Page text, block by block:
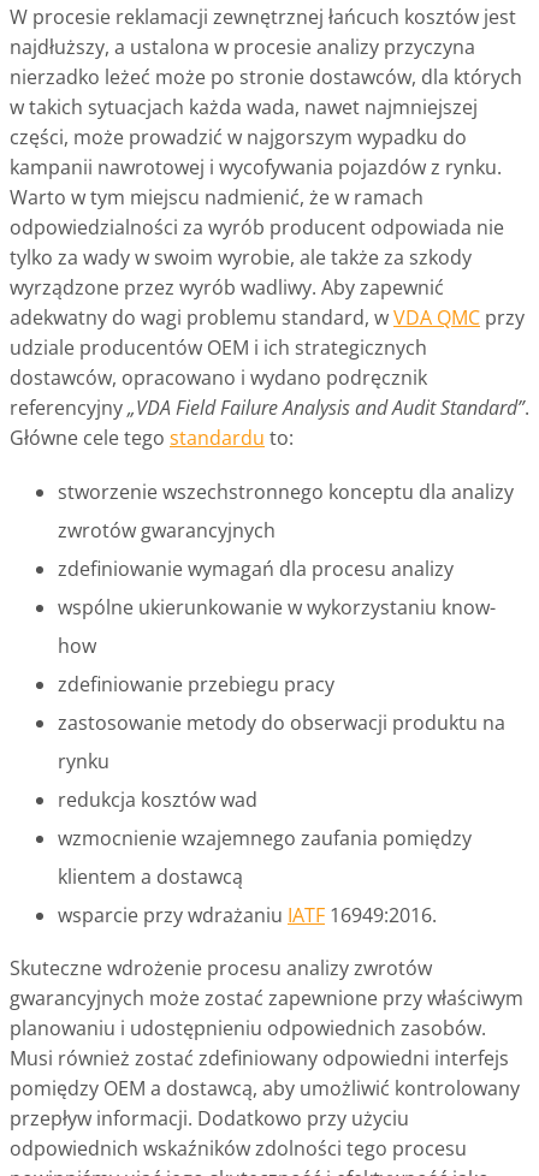
W procesie reklamacji zewnętrznej łańcuch kosztów jest
najdłuższy, a ustalona w procesie analizy przyczyna
nierzadko leżeć może po stronie dostawców, dla których
w takich sytuacjach każda wada, nawet najmniejszej
części, może prowadzić w najgorszym wypadku do
kampanii nawrotowej i wycofywania pojazdów z rynku.
Warto w tym miejscu nadmienić, że w ramach
odpowiedzialności za wyrób producent odpowiada nie
tylko za wady w swoim wyrobie, ale także za szkody
wyrządzone przez wyrób wadliwy. Aby zapewnić
adekwatny do wagi problemu standard, wVDA QMC przy
udziale producentów OEM i ich strategicznych
dostawców, opracowano i wydano podręcznik
referencyjny„VDA Field Failure Analysis and Audit Standard”.
Główne cele tego standardu to:
stworzenie wszechstronnego konceptu dla analizy
zwrotów gwarancyjnych
zdefiniowanie wymagań dla procesu analizy
wspólne ukierunkowanie w wykorzystaniu know-
how
zdefiniowanie przebiegu pracy
zastosowanie metody do obserwacji produktu na
rynku
redukcja kosztów wad
wzmocnienie wzajemnego zaufania pomiędzy
klientem a dostawcą
wsparcie przy wdrażaniu IATF 16949:2016.
Skuteczne wdrożenie procesu analizy zwrotów
gwarancyjnych może zostać zapewnione przy właściwym
planowaniu i udostępnieniu odpowiednich zasobów.
Musi również zostać zdefiniowany odpowiedni interfejs
pomiędzy OEM a dostawcą, aby umożliwić kontrolowany
przepływ informacji. Dodatkowo przy użyciu
odpowiednich wskaźników zdolności tego procesu